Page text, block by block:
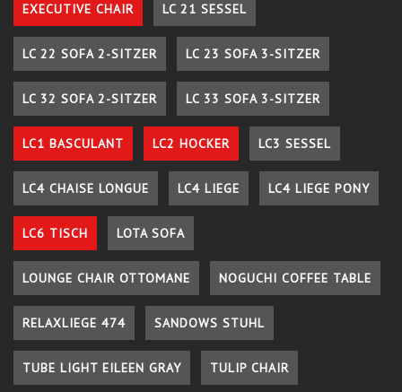
EXECUTIVE CHAIR LC 21 SESSEL
LC 22 SOFA 2-SITZER LC 23 SOFA 3-SITZER
LC 32 SOFA 2-SITZER LC 33 SOFA 3-SITZER
LC1 BASCULANT LC2 HOCKER LC3 SESSEL
LC4 CHAISE LONGUE LC4 LIEGE LC4 LIEGE PONY
LC6 TISCH LOTA SOFA
LOUNGE CHAIR OTTOMANE NOGUCHI COFFEE TABLE
RELAXLIEGE 474 SANDOWS STUHL
TUBE LIGHT EILEEN GRAY TULIP CHAIR